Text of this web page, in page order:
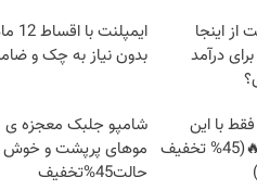
اینجا
درآمد
بدون نیاز به چک و
با این
شامپو ممکنه🔥(45% تخفیف
شامپو جلبک معجزه ی
موهای پرپشت و خوش
حالت45%تخفیف